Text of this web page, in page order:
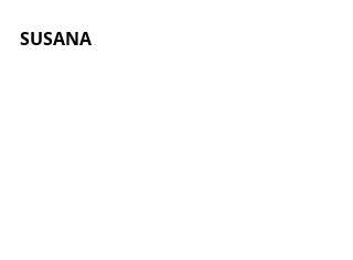
SUSANA